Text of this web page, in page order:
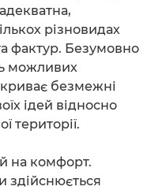
різновидах
фактур. Безумовно
можливих
безмежні
ідей відносно
території.
на комфорт.
здійснюється